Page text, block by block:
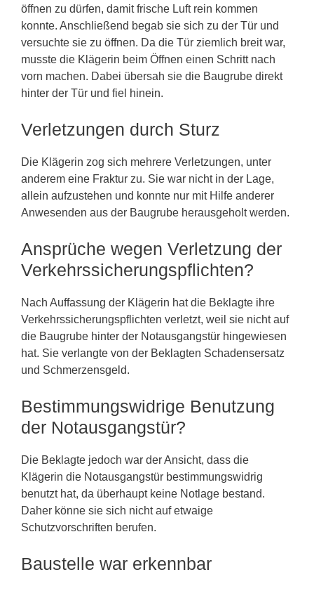
öffnen zu dürfen, damit frische Luft rein kommen
konnte. Anschließend begab sie sich zu der Tür und
versuchte sie zu öffnen. Da die Tür ziemlich breit war,
musste die Klägerin beim Öffnen einen Schritt nach
vorn machen. Dabei übersah sie die Baugrube direkt
hinter der Tür und fiel hinein.
Verletzungen durch Sturz
Die Klägerin zog sich mehrere Verletzungen, unter
anderem eine Fraktur zu. Sie war nicht in der Lage,
allein aufzustehen und konnte nur mit Hilfe anderer
Anwesenden aus der Baugrube herausgeholt werden.
Ansprüche wegen Verletzung der
Verkehrssicherungspflichten?
Nach Auffassung der Klägerin hat die Beklagte ihre
Verkehrssicherungspflichten verletzt, weil sie nicht auf
die Baugrube hinter der Notausgangstür hingewiesen
hat. Sie verlangte von der Beklagten Schadensersatz
und Schmerzensgeld.
Bestimmungswidrige Benutzung
der Notausgangstür?
Die Beklagte jedoch war der Ansicht, dass die
Klägerin die Notausgangstür bestimmungswidrig
benutzt hat, da überhaupt keine Notlage bestand.
Daher könne sie sich nicht auf etwaige
Schutzvorschriften berufen.
Baustelle war erkennbar